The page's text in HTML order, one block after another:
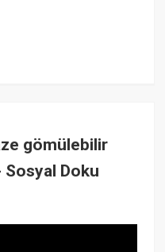
gömülebilir
Sosyal Doku